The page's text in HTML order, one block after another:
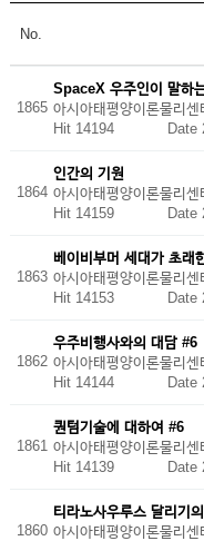
No.
1865
SpaceX 우주인이 말하
아시아태평양이론물리센
Hit 14194 Date
1864
인간의 기원
아시아태평양이론물리센
Hit 14159 Date
1863
베이비부머 세대가 초래
아시아태평양이론물리센
Hit 14153 Date
1862
우주비행사와의 대담 #6
아시아태평양이론물리센
Hit 14144 Date
1861
퀀텀기술에 대하여 #6
아시아태평양이론물리센
Hit 14139 Date
1860
티라노사우루스 달리기
아시아태평양이론물리센